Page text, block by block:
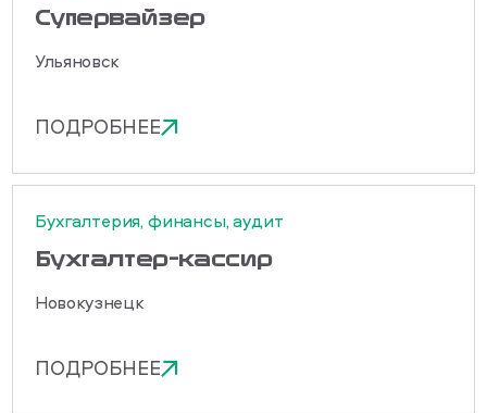
Cупервайзер
Ульяновск
ПОДРОБНЕЕ
Бухгалтерия, финансы, аудит
Бухгалтер-кассир
Новокузнецк
ПОДРОБНЕЕ